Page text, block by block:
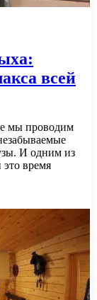
всей
мы проводим
И одним из
время